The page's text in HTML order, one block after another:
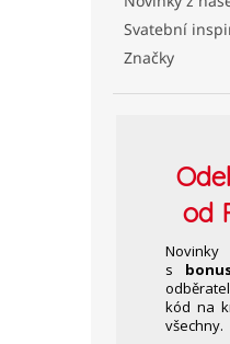
Svatební
Značky
od
s
kód na
všechny.